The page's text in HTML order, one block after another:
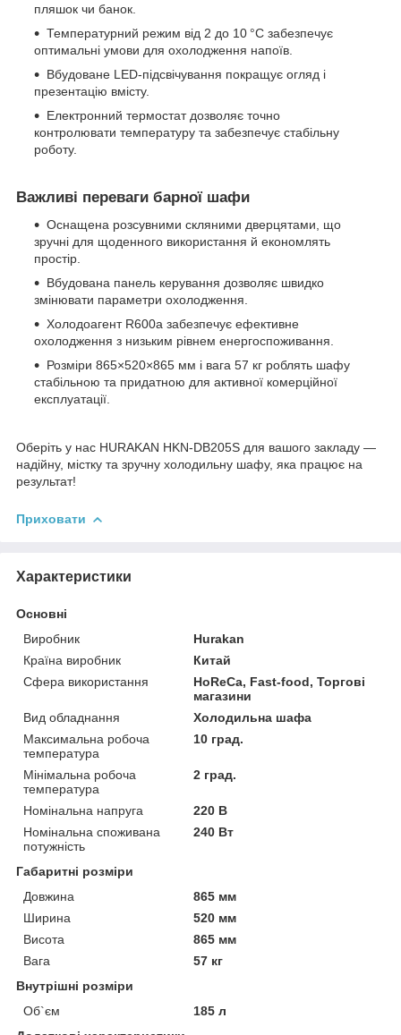
пляшок чи банок.
Температурний режим від 2 до 10 °C забезпечує
оптимальні умови для охолодження напоїв.
Вбудоване LED-підсвічування покращує огляд і
презентацію вмісту.
Електронний термостат дозволяє точно
контролювати температуру та забезпечує стабільну
роботу.
Важливі переваги барної шафи
Оснащена розсувними скляними дверцятами, що
зручні для щоденного використання й економлять
простір.
Вбудована панель керування дозволяє швидко
змінювати параметри охолодження.
Холодоагент R600a забезпечує ефективне
охолодження з низьким рівнем енергоспоживання.
Розміри 865×520×865 мм і вага 57 кг роблять шафу
стабільною та придатною для активної комерційної
експлуатації.
Оберіть у нас HURAKAN HKN-DB205S для вашого закладу —
надійну, містку та зручну холодильну шафу, яка працює на
результат!
Приховати
Характеристики
Основні
Виробник
Hurakan
Країна виробник
Китай
Сфера використання
HoReCa, Fast-food, Торгові
магазини
Вид обладнання
Холодильна шафа
Максимальна робоча
температура
10 град.
Мінімальна робоча
температура
2 град.
Номінальна напруга
220 В
Номінальна споживана
потужність
240 Вт
Габаритні розміри
Довжина
865 мм
Ширина
520 мм
Висота
865 мм
Вага
57 кг
Внутрішні розміри
Об`єм
185 л